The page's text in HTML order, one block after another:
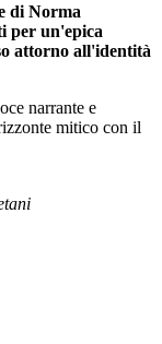
di Norma
per un'epica
attorno all'identità
narrante e
mitico con il